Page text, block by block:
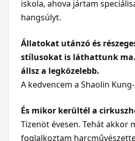
iskola, ahova jártam
hangsúlyt.
Állatokat utánzó és
stílusokat is láthattunk
állsz a legközelebb.
A kedvencem a Shaolin
És mikor kerültél a
Tizenöt évesen. Tehát akkor
foglalkoztam